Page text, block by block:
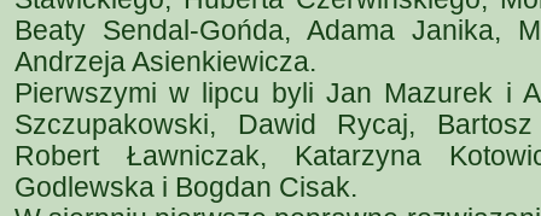
Beaty Sendal-Gońda, Adama Janika,
Andrzeja Asienkiewicza.
Pierwszymi w lipcu byli Jan Mazurek i
Szczupakowski, Dawid Rycaj,
Robert Ławniczak, Katarzyna
Godlewska i Bogdan Cisak.